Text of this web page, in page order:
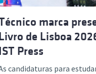
marca
de Lisboa
Press
candidaturas para